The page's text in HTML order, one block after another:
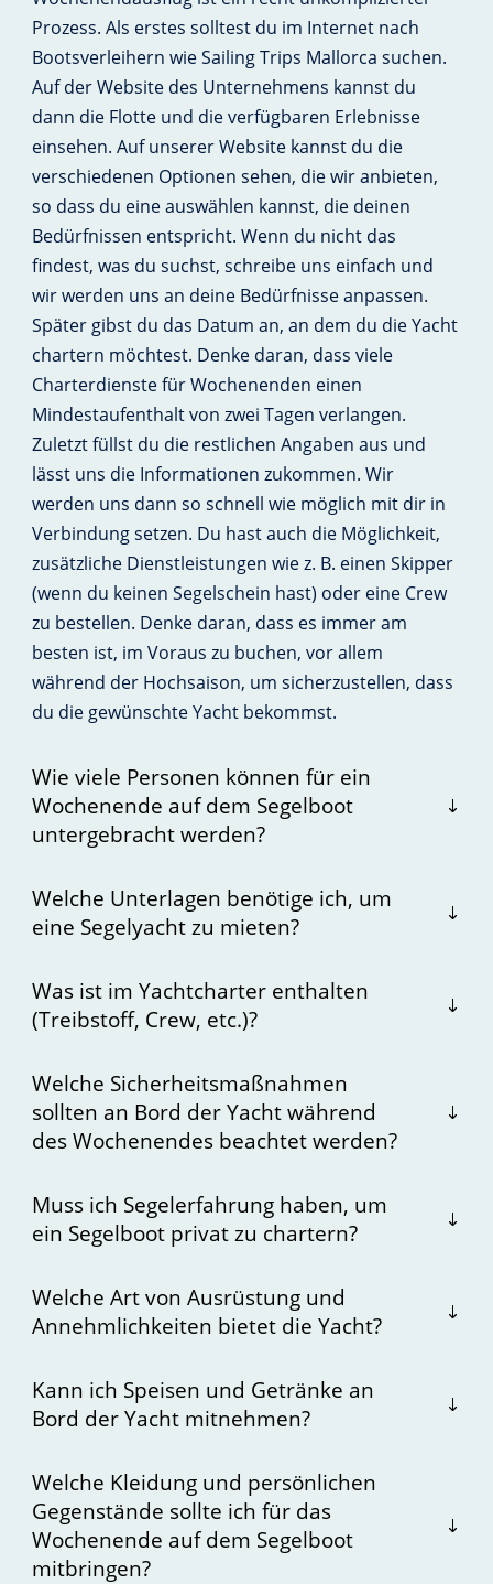
Prozess. Als erstes solltest du im Internet nach
Bootsverleihern wie Sailing Trips Mallorca suchen.
Auf der Website des Unternehmens kannst du
dann die Flotte und die verfügbaren Erlebnisse
einsehen. Auf unserer Website kannst du die
verschiedenen Optionen sehen, die wir anbieten,
so dass du eine auswählen kannst, die deinen
Bedürfnissen entspricht. Wenn du nicht das
findest, was du suchst, schreibe uns einfach und
wir werden uns an deine Bedürfnisse anpassen.
Später gibst du das Datum an, an dem du die Yacht
chartern möchtest. Denke daran, dass viele
Charterdienste für Wochenenden einen
Mindestaufenthalt von zwei Tagen verlangen.
Zuletzt füllst du die restlichen Angaben aus und
lässt uns die Informationen zukommen. Wir
werden uns dann so schnell wie möglich mit dir in
Verbindung setzen. Du hast auch die Möglichkeit,
zusätzliche Dienstleistungen wie z. B. einen Skipper
(wenn du keinen Segelschein hast) oder eine Crew
zu bestellen. Denke daran, dass es immer am
besten ist, im Voraus zu buchen, vor allem
während der Hochsaison, um sicherzustellen, dass
du die gewünschte Yacht bekommst.
Wie viele Personen können für ein
Wochenende auf dem Segelboot
untergebracht werden?
Welche Unterlagen benötige ich, um
eine Segelyacht zu mieten?
Was ist im Yachtcharter enthalten
(Treibstoff, Crew, etc.)?
Welche Sicherheitsmaßnahmen
sollten an Bord der Yacht während
des Wochenendes beachtet werden?
Muss ich Segelerfahrung haben, um
ein Segelboot privat zu chartern?
Welche Art von Ausrüstung und
Annehmlichkeiten bietet die Yacht?
Kann ich Speisen und Getränke an
Bord der Yacht mitnehmen?
Welche Kleidung und persönlichen
Gegenstände sollte ich für das
Wochenende auf dem Segelboot
mitbringen?